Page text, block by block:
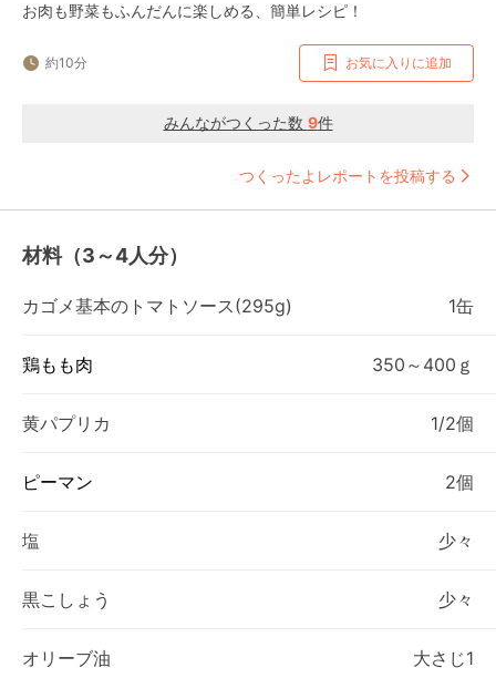
お肉も野菜もふんだんに楽しめる、簡単レシピ！
約10分 お気に入りに追加
みんながつくった数 9件
つくったよレポートを投稿する
材料（3～4人分）
カゴメ基本のトマトソース(295g) 1缶
鶏もも肉 350～400ｇ
黄パプリカ 1/2個
ピーマン 2個
塩 少々
黒こしょう 少々
オリーブ油 大さじ1